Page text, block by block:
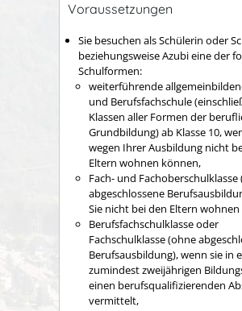
Voraussetzungen
Sie besuchen als Schülerin oder
beziehungsweise Azubi eine der
Schulformen:
weiterführende
und Berufsfachschule
Klassen aller Formen der
Grundbildung) ab Klasse 10,
wegen Ihrer Ausbildung nicht
Eltern wohnen können,
Fach- und Fachoberschulklasse
abgeschlossene
Sie nicht bei den Eltern
Berufsfachschulklasse oder
Fachschulklasse (ohne
Berufsausbildung), wenn sie in
zumindest zweijährigen
einen berufsqualifizierenden
vermittelt,